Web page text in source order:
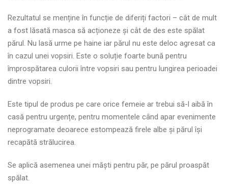
Rezultatul se menține în funcție de diferiți factori – cât de mult
a fost lăsată masca să acționeze și cât de des este spălat
părul. Nu lasă urme pe haine iar părul nu este deloc agresat ca
în cazul unei vopsiri. Este o soluție foarte bună pentru
împrospătarea culorii între vopsiri sau pentru lungirea perioadei
dintre vopsiri.
Este tipul de produs pe care orice femeie ar trebui să-l aibă în
casă pentru urgențe, pentru momentele când apar evenimente
neprogramate deoarece estompează firele albe și părul își
recapătă strălucirea.
Se aplică asemenea unei măști pentru păr, pe părul proaspăt
spălat.